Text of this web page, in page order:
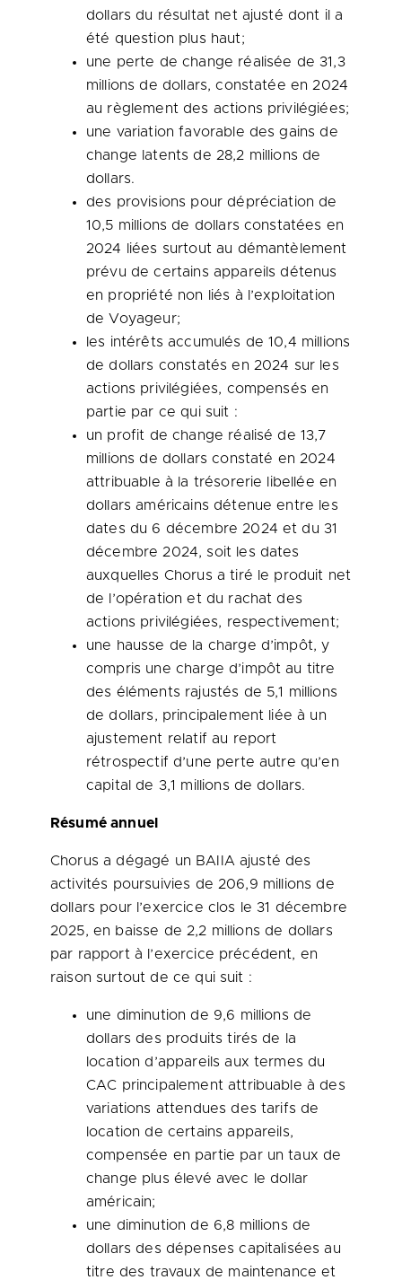
dollars du résultat net ajusté dont il a
été question plus haut;
une perte de change réalisée de 31,3
millions de dollars, constatée en 2024
au règlement des actions privilégiées;
une variation favorable des gains de
change latents de 28,2 millions de
dollars.
des provisions pour dépréciation de
10,5 millions de dollars constatées en
2024 liées surtout au démantèlement
prévu de certains appareils détenus
en propriété non liés à l’exploitation
de Voyageur;
les intérêts accumulés de 10,4 millions
de dollars constatés en 2024 sur les
actions privilégiées, compensés en
partie par ce qui suit :
un profit de change réalisé de 13,7
millions de dollars constaté en 2024
attribuable à la trésorerie libellée en
dollars américains détenue entre les
dates du 6 décembre 2024 et du 31
décembre 2024, soit les dates
auxquelles Chorus a tiré le produit net
de l’opération et du rachat des
actions privilégiées, respectivement;
une hausse de la charge d’impôt, y
compris une charge d’impôt au titre
des éléments rajustés de 5,1 millions
de dollars, principalement liée à un
ajustement relatif au report
rétrospectif d’une perte autre qu’en
capital de 3,1 millions de dollars.
Résumé annuel
Chorus a dégagé un BAIIA ajusté des
activités poursuivies de 206,9 millions de
dollars pour l’exercice clos le 31 décembre
2025, en baisse de 2,2 millions de dollars
par rapport à l’exercice précédent, en
raison surtout de ce qui suit :
une diminution de 9,6 millions de
dollars des produits tirés de la
location d’appareils aux termes du
CAC principalement attribuable à des
variations attendues des tarifs de
location de certains appareils,
compensée en partie par un taux de
change plus élevé avec le dollar
américain;
une diminution de 6,8 millions de
dollars des dépenses capitalisées au
titre des travaux de maintenance et